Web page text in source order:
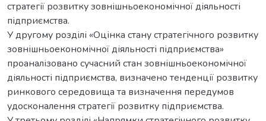
стратегії розвитку зовнішньоекономічної діяльності
підприємства.
У другому розділі «Оцінка стану стратегічного розвитку
зовнішньоекономічної діяльності підприємства»
проаналізовано сучасний стан зовнішньоекономічної
діяльності підприємства, визначено тенденції розвитку
ринкового середовища та визначення передумов
удосконалення стратегії розвитку підприємства.